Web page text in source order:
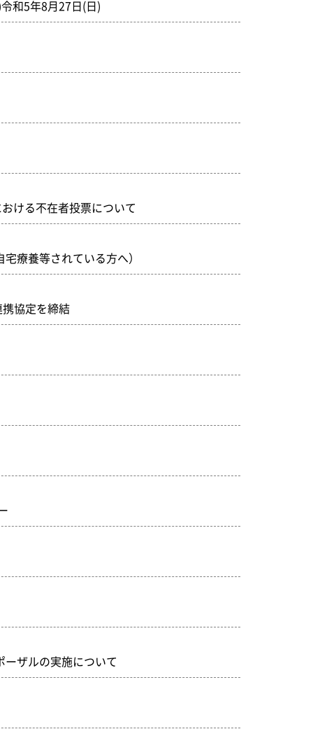
和5年8月27日(日)
ける不在者投票について
療養等されている方へ）
協定を締結
ザルの実施について